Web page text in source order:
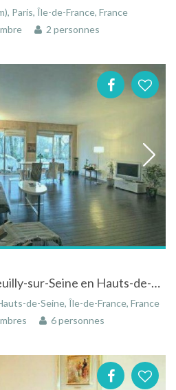
Paris, Île-de-France, France
2 personnes
Appartement chic à Neuilly-sur-Seine en Hauts-de-Seine - Île-de-France
de-Seine, Île-de-France, France
6 personnes